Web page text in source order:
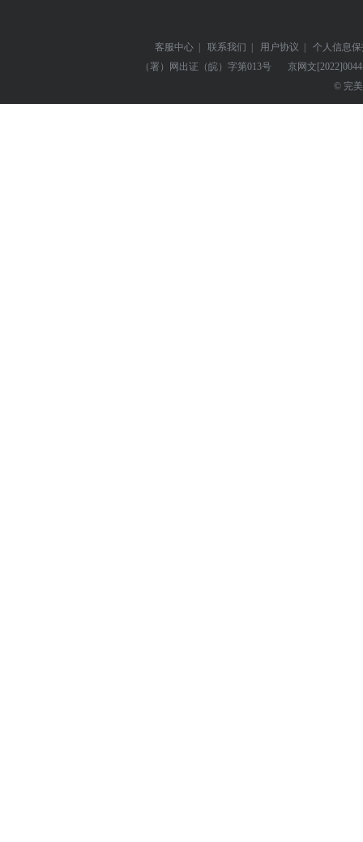
客服中心 | 联系我们 | 用户协议 |
个人信息
（署）网出证（皖）字第013号
京网文
© 完美